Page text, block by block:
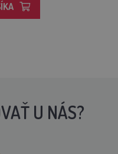
U NÁS?